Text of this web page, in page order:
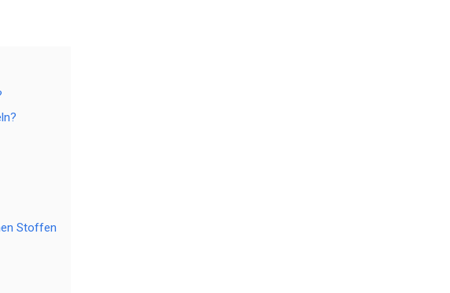
Stoffen